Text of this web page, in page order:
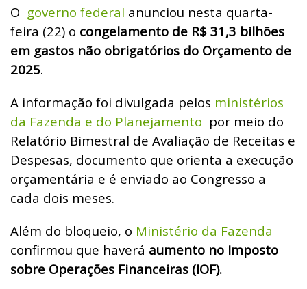
O governo federal anunciou nesta quarta-
feira (22) o congelamento de R$ 31,3 bilhões
em gastos não obrigatórios do Orçamento de
2025.
A informação foi divulgada pelos ministérios
da Fazenda e do Planejamento por meio do
Relatório Bimestral de Avaliação de Receitas e
Despesas, documento que orienta a execução
orçamentária e é enviado ao Congresso a
cada dois meses.
Além do bloqueio, o Ministério da Fazenda
confirmou que haverá aumento no Imposto
sobre Operações Financeiras (IOF).